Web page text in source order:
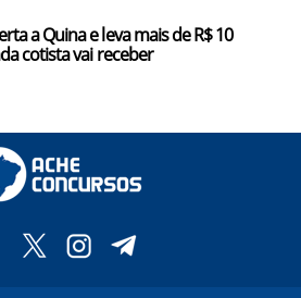
a Quina e leva mais de R$ 10
cotista vai receber